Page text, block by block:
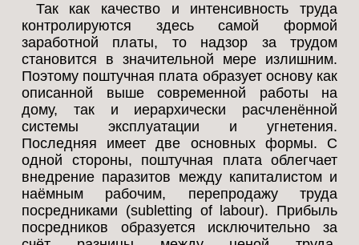
Так как качество и интенсивность труда
контролируются здесь самой формой
заработной платы, то надзор за трудом
становится в значительной мере излишним.
Поэтому поштучная плата образует основу как
описанной выше современной работы на
дому, так и иерархически расчленённой
системы эксплуатации и угнетения.
Последняя имеет две основных формы. С
одной стороны, поштучная плата облегчает
внедрение паразитов между капиталистом и
наёмным рабочим, перепродажу труда
посредниками (subletting of labour). Прибыль
посредников образуется исключительно за